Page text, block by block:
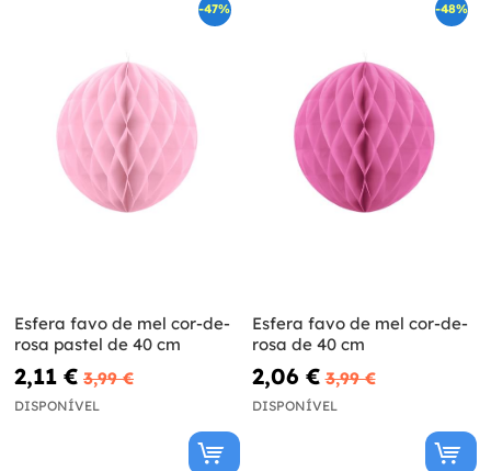
-47%
Esfera favo de mel cor-de-
rosa pastel de 40 cm
2,11 € 3,99 €
DISPONÍVEL
-48%
Esfera favo de mel cor-de-
rosa de 40 cm
2,06 € 3,99 €
DISPONÍVEL